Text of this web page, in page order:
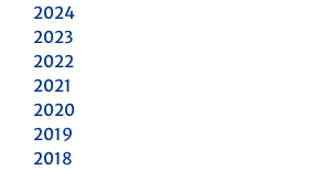
2024
2023
2022
2021
2020
2019
2018